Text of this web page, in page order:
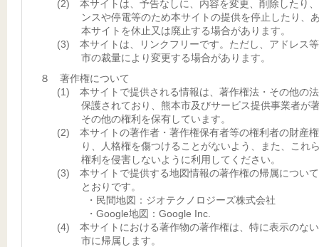
(2) 本サイトは、予告なしに、内容を変更、削除したり
ンスや停電等のため本サイトの提供を停止したり、
本サイトを休止又は廃止する場合があります。
(3) 本サイトは、リンクフリーです。ただし、アドレス
市の裁量により変更する場合があります。
８ 著作権について
(1) 本サイトで提供される情報は、著作権法・その他の
保護されており、熊本市及びサービス提供事業者が
その他の権利を保有しています。
(2) 本サイトの著作者・著作権保有者等の権利者の財産
り、人格権を傷つけることがないよう、また、これ
権利を侵害しないように利用してください。
(3) 本サイトで提供する地図情報の著作権の帰属につい
とおりです。
・民間地図：ジオテクノロジーズ株式会社
・Google地図：Google Inc.
(4) 本サイトにおける著作物の著作権は、特に表示のな
市に帰属します。